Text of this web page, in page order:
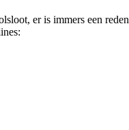
er is immers een